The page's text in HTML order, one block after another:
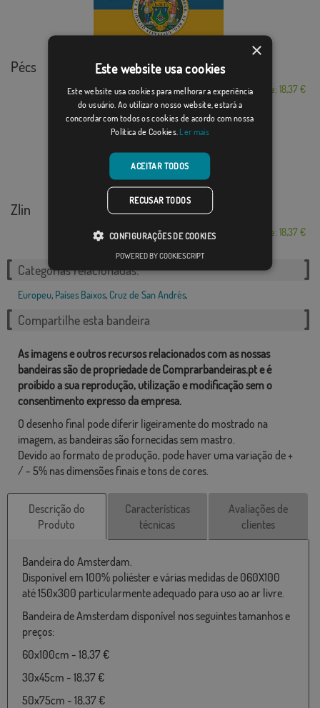
Pécs
Desde: 18,37 €
Zlin
Desde: 18,37 €
Categorias relacionadas:
Europeu, Países Baixos, Cruz de San Andrés,
Compartilhe esta bandeira
As imagens e outros recursos relacionados com as nossas
bandeiras são de propriedade de Comprarbandeiras.pt e é
proibido a sua reprodução, utilização e modificação sem o
consentimento expresso da empresa.
O desenho final pode diferir ligeiramente do mostrado na
imagem, as bandeiras são fornecidas sem mastro.
Devido ao formato de produção, pode haver uma variação de +
/ - 5% nas dimensões finais e tons de cores.
Descrição do
Produto
Características
técnicas
Avaliações de
clientes
Bandeira do Amsterdam.
Disponível em 100% poliéster e várias medidas de 060X100
até 150x300 particularmente adequado para uso ao ar livre.
Bandeira de Amsterdam disponível nos seguintes tamanhos e
preços:
60x100cm - 18,37 €
30x45cm - 18,37 €
50x75cm - 18,37 €
×
Este website usa cookies
Este website usa cookies para melhorar a experiência
do usuário. Ao utilizar o nosso website, estará a
concordar com todos os cookies de acordo com nossa
Política de Cookies. Ler mais
ACEITAR TODOS
RECUSAR TODOS
CONFIGURAÇÕES DE COOKIES
POWERED BY COOKIESCRIPT